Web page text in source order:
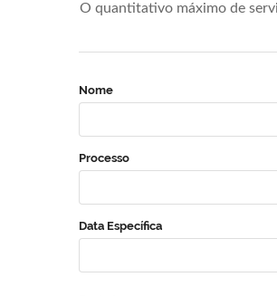
O quantitativo máximo de
Nome
Processo
Data Específica